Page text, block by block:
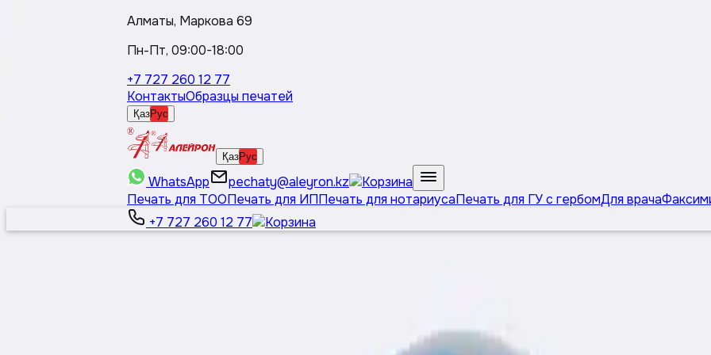
Алматы, Маркова 69
Пн-Пт, 09:00-18:00
+7 727 260 12 77
КонтактыОбразцы печатей
ҚазРус
ҚазРус
WhatsApp
pechaty@aleyron.kz
Печать для ТООПечать для ИППечать для нотариусаПечать для ГУ с гербомДля врача
+7 727 260 12 77